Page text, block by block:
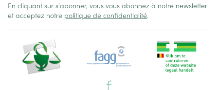
En cliquant sur s'abonner, vous vous abonnez à notre newsletter
et acceptez notre politique de confidentialité.